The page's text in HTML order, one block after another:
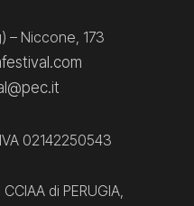
– Niccone, 173
02142250543
di PERUGIA,